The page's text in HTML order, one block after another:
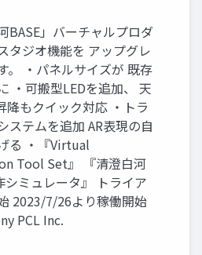
BASE」バーチャルプロダ
タジオ機能を アップグレ
。 ・パネルサイズが 既存
・可搬型LEDを追加、 天
降もクイック対応 ・トラ
ステムを追加 AR表現の自
る ・『Virtual
Tool Set』 『清澄白河
シミュレータ』 トライア
2023/7/26より稼働開始
PCL Inc.